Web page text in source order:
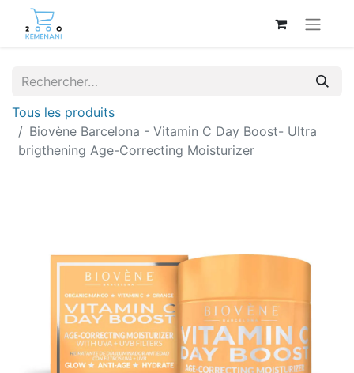
Tous les produits
Biovène Barcelona - Vitamin C Day Boost- Ultra
brigthening Age-Correcting Moisturizer